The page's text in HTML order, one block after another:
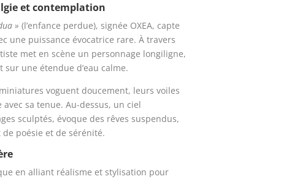
et contemplation
» (l’enfance perdue), signée OXEA, capte
une puissance évocatrice rare. À travers
met en scène un personnage longiligne,
une étendue d’eau calme.
voguent doucement, leurs voiles
sa tenue. Au-dessus, un ciel
sculptés, évoque des rêves suspendus,
poésie et de sérénité.
en alliant réalisme et stylisation pour